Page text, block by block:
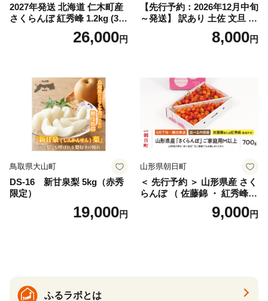
2027年発送 北海道 仁木町産
さくらんぼ 紅秀峰 1.2kg (300
g×4パック) Lサイズ以上 旬
桜桃 産地直送 サクランボ チ
26,000円
【先行予約：2026年12月中旬
～発送】 訳あり 土佐 文旦 8k
g (Mサイズ以上サイズミック
ス) 8000円 わけあり ぶんた
産 農家直送 期間限定 特産品
サイズミックス くらもとフ
ァーム 愛南町 愛媛県
8,000円
鳥取県大山町
DS-16 新甘泉梨 5kg（赤秀
限定）
19,000円
山形県朝日町
＜ 先行予約 ＞ 山形県産 さく
らんぼ （ 佐藤錦 ・ 紅秀峰
） ご家庭用 M以上 700g 【20
26年6月下旬から7月上旬発
9,000円
ふるラボとは